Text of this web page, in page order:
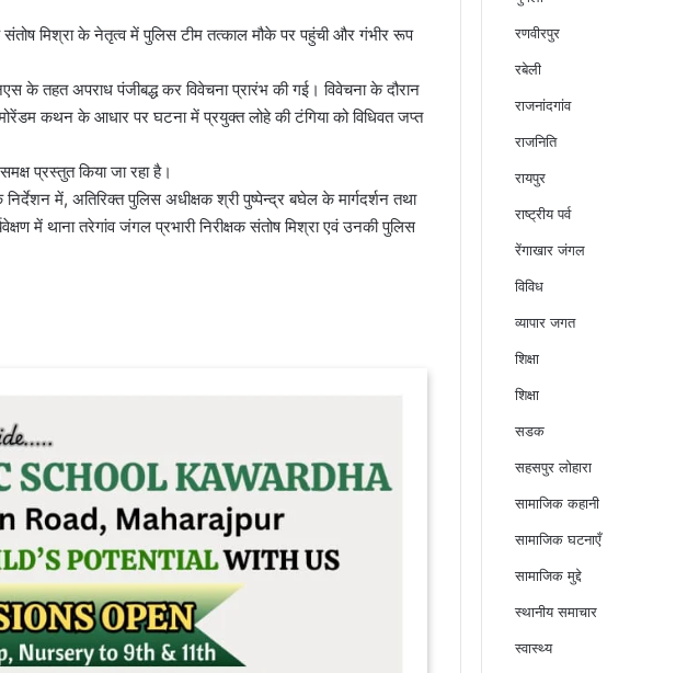
संतोष मिश्रा के नेतृत्व में पुलिस टीम तत्काल मौके पर पहुंची और गंभीर रूप
के तहत अपराध पंजीबद्ध कर विवेचना प्रारंभ की गई। विवेचना के दौरान
कथन के आधार पर घटना में प्रयुक्त लोहे की टंगिया को विधिवत जप्त
प्रस्तुत किया जा रहा है।
में, अतिरिक्त पुलिस अधीक्षक श्री पुष्पेन्द्र बघेल के मार्गदर्शन तथा
में थाना तरेगांव जंगल प्रभारी निरीक्षक संतोष मिश्रा एवं उनकी पुलिस
रणवीरपुर
रबेली
राजनांदगांव
राजनिति
रायपुर
राष्ट्रीय पर्व
रेंगाखार जंगल
विविध
व्यापार जगत
शिक्षा
शिक्षा
सडक
सहसपुर लोहारा
सामाजिक कहानी
सामाजिक घटनाएँ
सामाजिक मुद्दे
स्थानीय समाचार
स्वास्थ्य